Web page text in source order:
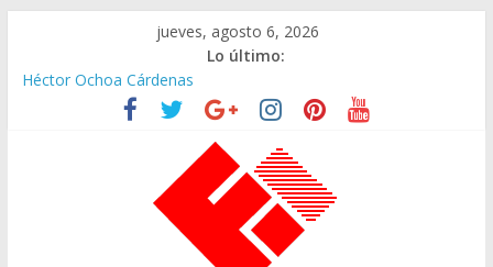
contenido
jueves, agosto 6, 2026
Lo último:
Héctor Ochoa Cárdenas
Ministra de Cultura y Centro de Historia de Envigado
De Cara al Porvenir, Pedro Juan González
Juicios, Alfredo Vanegas Montoya
CENTRO DE HISTORIA, ENVIGADEÑO EJEMPLAR, CATEGORÍA